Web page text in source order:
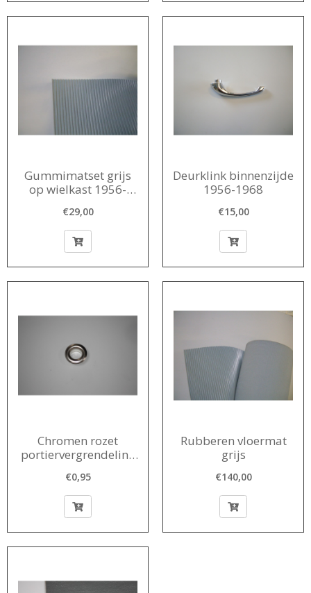
Gummimatset grijs
op wielkast 1956-
€29,00
Deurklink binnenzijde
1956-1968
€15,00
Chromen rozet
portiervergrendeling
€0,95
Rubberen vloermat
grijs
€140,00